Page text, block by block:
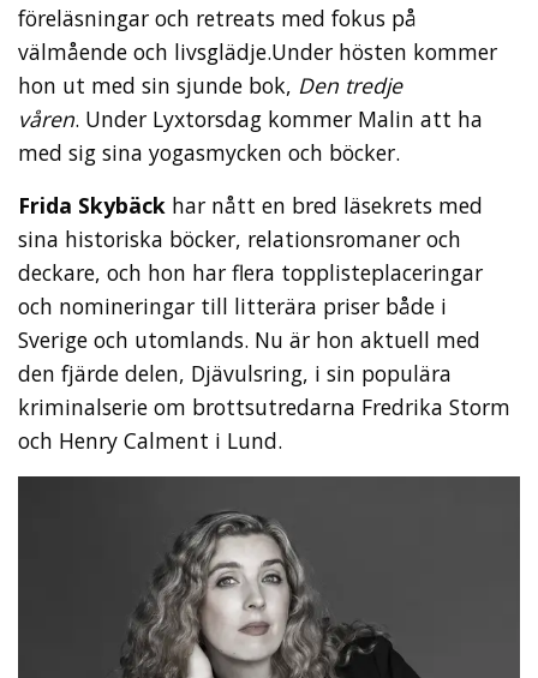
föreläsningar och retreats med fokus på
välmående och livsglädje.Under hösten kommer
hon ut med sin sjunde bok, Den tredje
våren. Under Lyxtorsdag kommer Malin att ha
med sig sina yogasmycken och böcker.
Frida Skybäck har nått en bred läsekrets med
sina historiska böcker, relationsromaner och
deckare, och hon har flera topplisteplaceringar
och nomineringar till litterära priser både i
Sverige och utomlands. Nu är hon aktuell med
den fjärde delen, Djävulsring, i sin populära
kriminalserie om brottsutredarna Fredrika Storm
och Henry Calment i Lund.